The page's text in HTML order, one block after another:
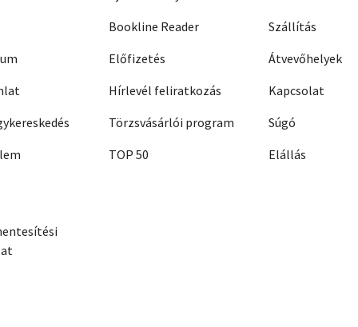
Bookline Reader
Előfizetés
Hírlevél feliratkozás
Törzsvásárlói program
TOP 50
Szállítás
Átvevőhelyek
Kapcsolat
Súgó
Elállás